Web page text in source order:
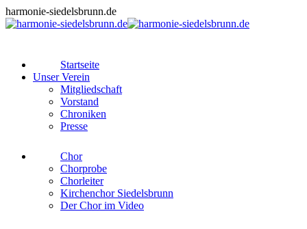
Zum
Inhalt
harmonie-siedelsbrunn.de
Startseite
Unser Verein
Mitgliedschaft
Vorstand
Chroniken
Presse
Chor
Chorprobe
Chorleiter
Kirchenchor Siedelsbrunn
Der Chor im Video